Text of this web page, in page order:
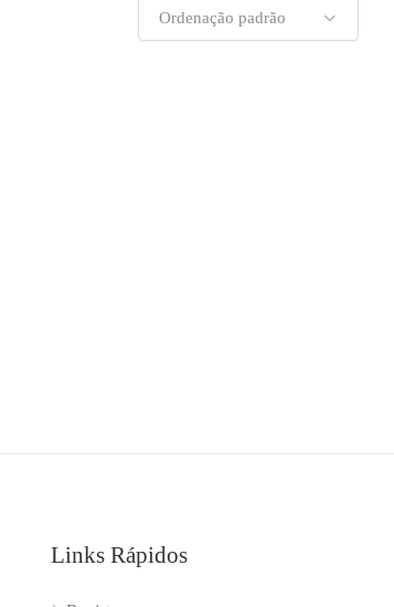
Ordenação padrão
Links Rápidos